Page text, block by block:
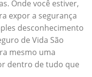
Onde você estiver,
expor a segurança
desconhecimento
de Vida São
mesmo uma
dentro de tudo que